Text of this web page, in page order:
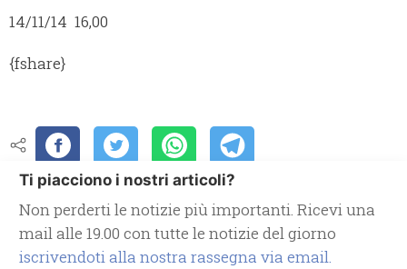
14/11/14 16,00
{fshare}
Ti piacciono i nostri articoli?
Non perderti le notizie più importanti. Ricevi una
mail alle 19.00 con tutte le notizie del giorno
iscrivendoti alla nostra rassegna via email.